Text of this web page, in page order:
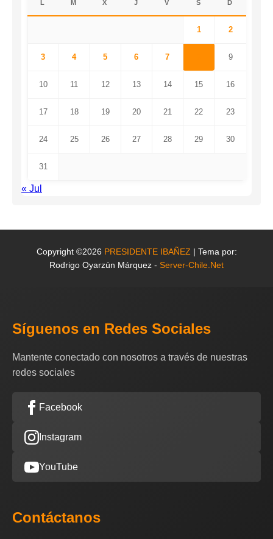
L M X J V S D
1 2
3 4 5 6 7 9
10 11 12 13 14 15 16
17 18 19 20 21 22 23
24 25 26 27 28 29 30
31
« Jul
Copyright ©2026 PRESIDENTE IBAÑEZ | Tema por:
Rodrigo Oyarzún Márquez - Server-Chile.Net
Síguenos en Redes Sociales
Mantente conectado con nosotros a través de nuestras
redes sociales
Facebook
Instagram
YouTube
Contáctanos